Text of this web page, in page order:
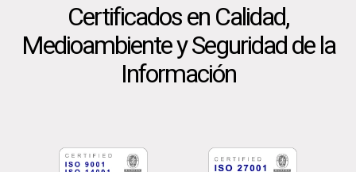
Certificados en Calidad,
Medioambiente y Seguridad de la
Información